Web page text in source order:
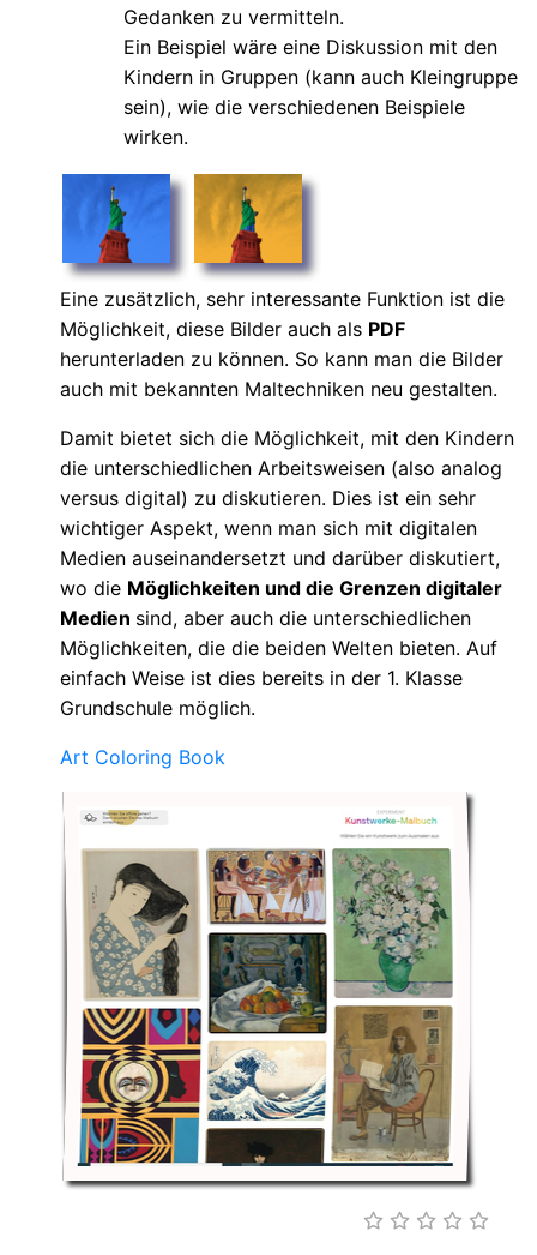
Gedanken zu vermitteln.
Ein Beispiel wäre eine Diskussion mit den
Kindern in Gruppen (kann auch Kleingruppe
sein), wie die verschiedenen Beispiele
wirken.
Eine zusätzlich, sehr interessante Funktion ist die
Möglichkeit, diese Bilder auch als PDF
herunterladen zu können. So kann man die Bilder
auch mit bekannten Maltechniken neu gestalten.
Damit bietet sich die Möglichkeit, mit den Kindern
die unterschiedlichen Arbeitsweisen (also analog
versus digital) zu diskutieren. Dies ist ein sehr
wichtiger Aspekt, wenn man sich mit digitalen
Medien auseinandersetzt und darüber diskutiert,
wo die Möglichkeiten und die Grenzen digitaler
Medien sind, aber auch die unterschiedlichen
Möglichkeiten, die die beiden Welten bieten. Auf
einfach Weise ist dies bereits in der 1. Klasse
Grundschule möglich.
Art Coloring Book